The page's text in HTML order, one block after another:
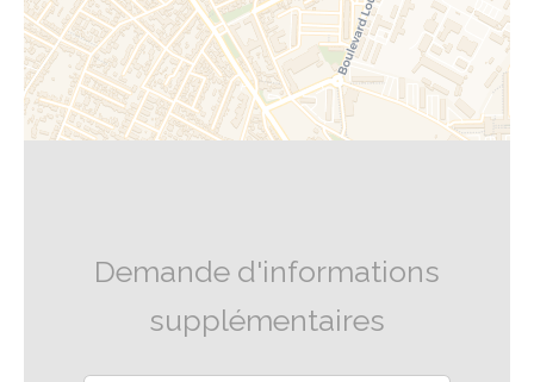
Demande d'informations
supplémentaires